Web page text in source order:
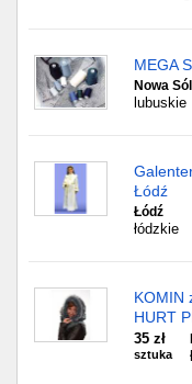
MEGA
Nowa Sól
lubuskie
Łódź
Łódź
łódzkie
KOMIN
HURT
35 zł
sztuka